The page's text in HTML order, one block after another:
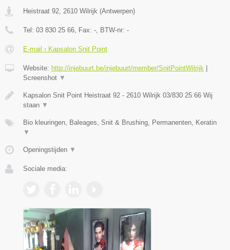
Heistraat 92 2610 Wilrijk (Antwerpen)
Tel: 03 830 25 66 , Fax: - , BTW-nr: -
E-mail › Kapsalon Snit Point
Website: http://injebuurt.be/injebuurt/member/SnitPointWilrijk |
Screenshot ▼
Kapsalon Snit Point Heistraat 92 - 2610 Wilrijk 03/830 25 66 Wij
staan ▼
Bio kleuringen, Baleages, Snit & Brushing, Permanenten, Keratin
▼
Openingstijden ▼
Sociale media: